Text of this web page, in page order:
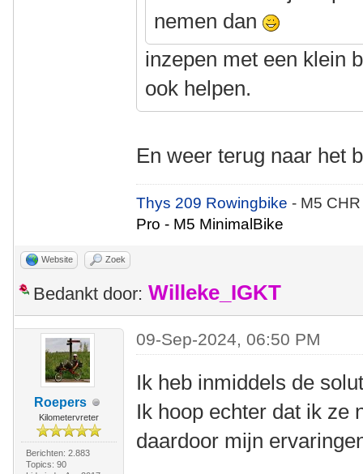
nemen dan
inzepen met een klein
ook helpen.
En weer terug naar het
Thys 209 Rowingbike- M5
Pro - M5 MinimalBike
Website Zoek
Bedankt door: Willeke_IGKT
Roepers
Kilometervreter
Berichten: 2.883
Topics: 90
09-Sep-2024, 06:50 PM
Ik heb inmiddels de
Ik hoop echter dat ik ze
daardoor mijn